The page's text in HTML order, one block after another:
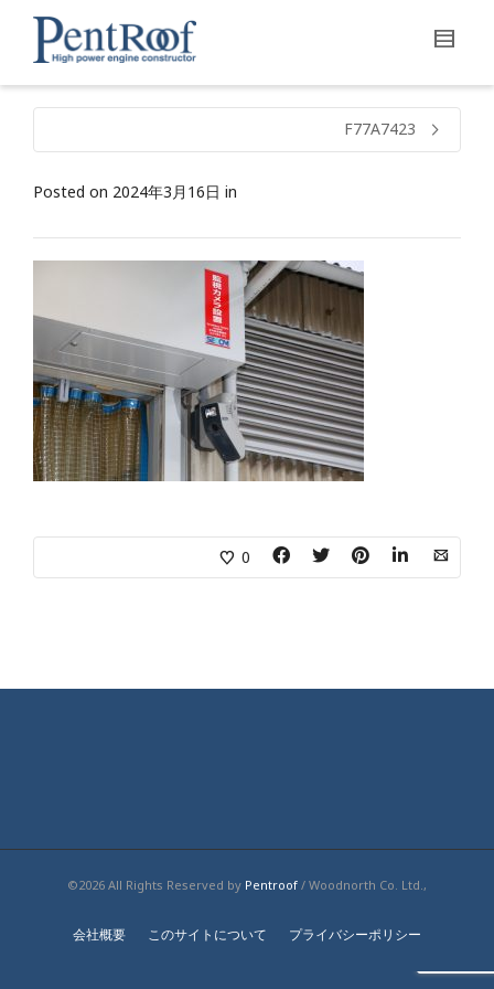
F77A7423
Posted on 2024年3月16日 in
0
©2026 All Rights Reserved by Pentroof / Woodnorth Co. Ltd.,
会社概要 このサイトについて プライバシーポリシー